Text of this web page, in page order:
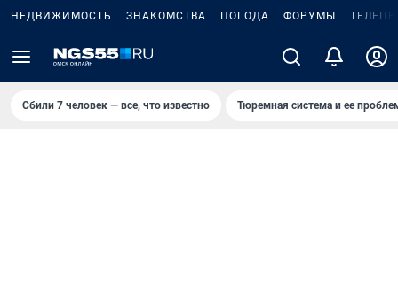
НЕДВИЖИМОСТЬ ЗНАКОМСТВА ПОГОДА ФОРУМЫ
Сбили 7 человек — все, что известно Тюремная система и ее